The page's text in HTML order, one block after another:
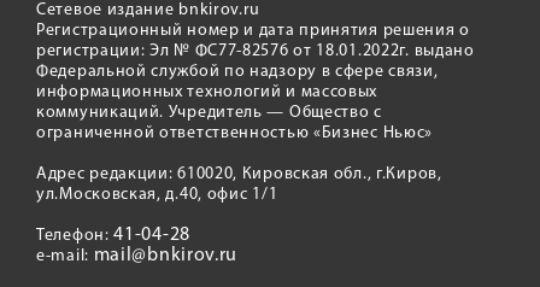
Сетевое издание bnkirov.ru
Регистрационный номер и дата принятия решения о
регистрации: Эл № ФС77-82576 от 18.01.2022г. выдано
Федеральной службой по надзору в сфере связи,
информационных технологий и массовых
коммуникаций. Учредитель — Общество с
ограниченной ответственностью «Бизнес Ньюс»
Адрес редакции: 610020, Кировская обл., г.Киров,
ул.Московская, д.40, офис 1/1
Телефон:41-04-28
e-mail: mail@bnkirov.ru